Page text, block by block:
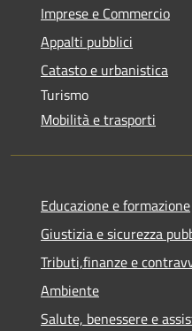
Imprese e Commercio
Appalti pubblici
Catasto e urbanistica
Turismo
Mobilità e trasporti
Educazione e formazione
Giustizia e sicurezza
Tributi,finanze e
Ambiente
Salute, benessere e